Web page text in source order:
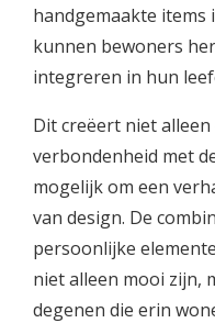
handgemaakte
kunnen bewoners
integreren in hun
Dit creëert niet alleen
verbondenheid met
mogelijk om een
van design. De
persoonlijke
niet alleen mooi zijn,
degenen die erin